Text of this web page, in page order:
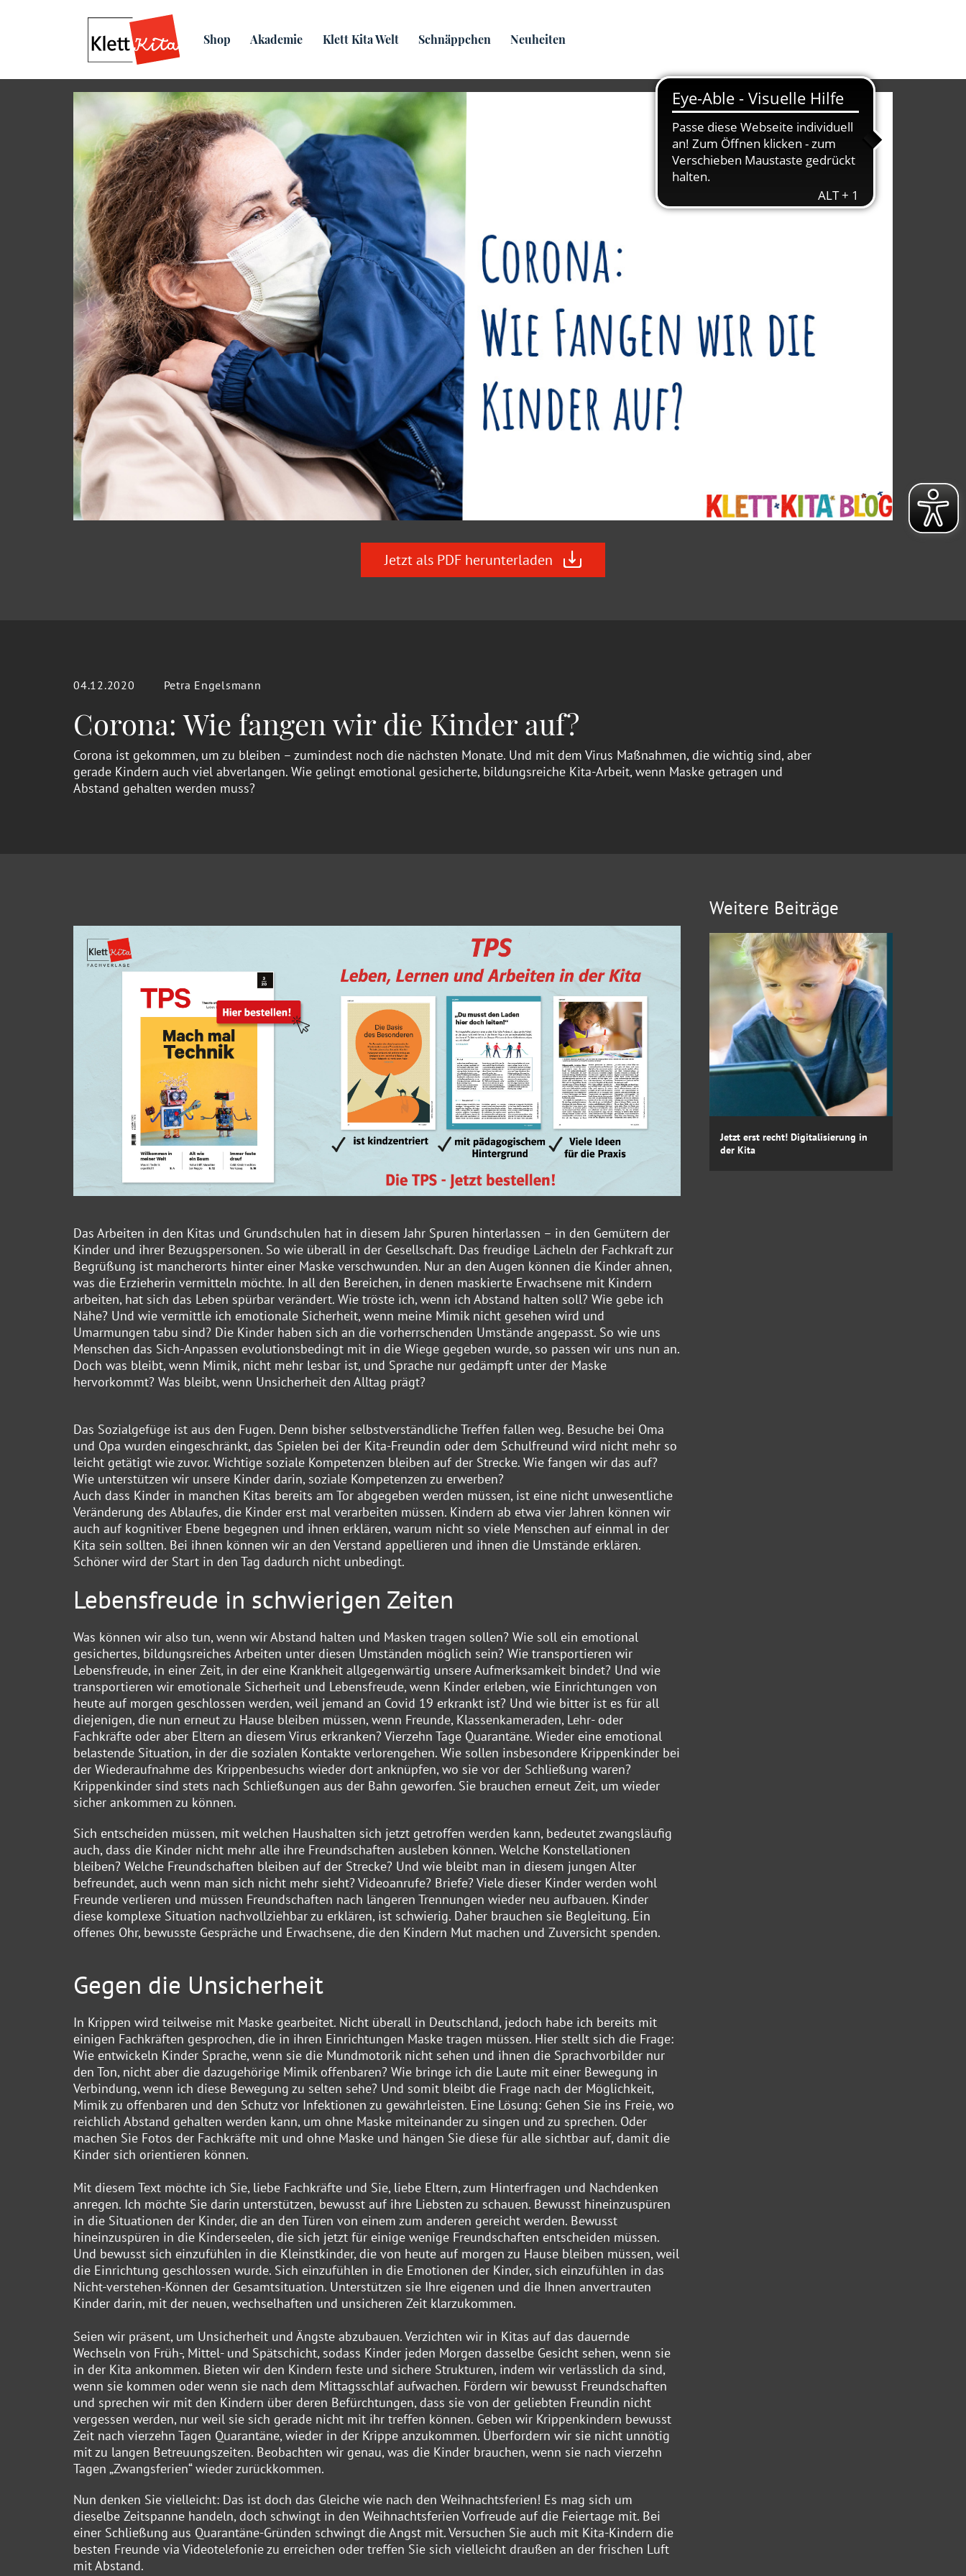
Shop Akademie Klett Kita Welt Schnäppchen Neuheiten
Übersicht
Jetzt als PDF herunterladen
04.12.2020 Petra Engelsmann
Corona: Wie fangen wir die Kinder auf?
Corona ist gekommen, um zu bleiben – zumindest noch die nächsten Monate. Und mit dem Virus Maßnahmen, die wichtig sind, aber
gerade Kindern auch viel abverlangen. Wie gelingt emotional gesicherte, bildungsreiche Kita-Arbeit, wenn Maske getragen und
Abstand gehalten werden muss?
Das Arbeiten in den Kitas und Grundschulen hat in diesem Jahr Spuren hinterlassen – in den Gemütern der
Kinder und ihrer Bezugspersonen. So wie überall in der Gesellschaft. Das freudige Lächeln der Fachkraft zur
Begrüßung ist mancherorts hinter einer Maske verschwunden. Nur an den Augen können die Kinder ahnen,
was die Erzieherin vermitteln möchte. In all den Bereichen, in denen maskierte Erwachsene mit Kindern
arbeiten, hat sich das Leben spürbar verändert. Wie tröste ich, wenn ich Abstand halten soll? Wie gebe ich
Nähe? Und wie vermittle ich emotionale Sicherheit, wenn meine Mimik nicht gesehen wird und
Umarmungen tabu sind? Die Kinder haben sich an die vorherrschenden Umstände angepasst. So wie uns
Menschen das Sich-Anpassen evolutionsbedingt mit in die Wiege gegeben wurde, so passen wir uns nun an.
Doch was bleibt, wenn Mimik, nicht mehr lesbar ist, und Sprache nur gedämpft unter der Maske
hervorkommt? Was bleibt, wenn Unsicherheit den Alltag prägt?
Das Sozialgefüge ist aus den Fugen. Denn bisher selbstverständliche Treffen fallen weg. Besuche bei Oma
und Opa wurden eingeschränkt, das Spielen bei der Kita-Freundin oder dem Schulfreund wird nicht mehr so
leicht getätigt wie zuvor. Wichtige soziale Kompetenzen bleiben auf der Strecke. Wie fangen wir das auf?
Wie unterstützen wir unsere Kinder darin, soziale Kompetenzen zu erwerben?
Auch dass Kinder in manchen Kitas bereits am Tor abgegeben werden müssen, ist eine nicht unwesentliche
Veränderung des Ablaufes, die Kinder erst mal verarbeiten müssen. Kindern ab etwa vier Jahren können wir
auch auf kognitiver Ebene begegnen und ihnen erklären, warum nicht so viele Menschen auf einmal in der
Kita sein sollten. Bei ihnen können wir an den Verstand appellieren und ihnen die Umstände erklären.
Schöner wird der Start in den Tag dadurch nicht unbedingt.
Lebensfreude in schwierigen Zeiten
Was können wir also tun, wenn wir Abstand halten und Masken tragen sollen? Wie soll ein emotional
gesichertes, bildungsreiches Arbeiten unter diesen Umständen möglich sein? Wie transportieren wir
Lebensfreude, in einer Zeit, in der eine Krankheit allgegenwärtig unsere Aufmerksamkeit bindet? Und wie
transportieren wir emotionale Sicherheit und Lebensfreude, wenn Kinder erleben, wie Einrichtungen von
heute auf morgen geschlossen werden, weil jemand an Covid 19 erkrankt ist? Und wie bitter ist es für all
diejenigen, die nun erneut zu Hause bleiben müssen, wenn Freunde, Klassenkameraden, Lehr- oder
Fachkräfte oder aber Eltern an diesem Virus erkranken? Vierzehn Tage Quarantäne. Wieder eine emotional
belastende Situation, in der die sozialen Kontakte verlorengehen. Wie sollen insbesondere Krippenkinder bei
der Wiederaufnahme des Krippenbesuchs wieder dort anknüpfen, wo sie vor der Schließung waren?
Krippenkinder sind stets nach Schließungen aus der Bahn geworfen. Sie brauchen erneut Zeit, um wieder
sicher ankommen zu können.
Sich entscheiden müssen, mit welchen Haushalten sich jetzt getroffen werden kann, bedeutet zwangsläufig
auch, dass die Kinder nicht mehr alle ihre Freundschaften ausleben können. Welche Konstellationen
bleiben? Welche Freundschaften bleiben auf der Strecke? Und wie bleibt man in diesem jungen Alter
befreundet, auch wenn man sich nicht mehr sieht? Videoanrufe? Briefe? Viele dieser Kinder werden wohl
Freunde verlieren und müssen Freundschaften nach längeren Trennungen wieder neu aufbauen. Kinder
diese komplexe Situation nachvollziehbar zu erklären, ist schwierig. Daher brauchen sie Begleitung. Ein
offenes Ohr, bewusste Gespräche und Erwachsene, die den Kindern Mut machen und Zuversicht spenden.
Gegen die Unsicherheit
In Krippen wird teilweise mit Maske gearbeitet. Nicht überall in Deutschland, jedoch habe ich bereits mit
einigen Fachkräften gesprochen, die in ihren Einrichtungen Maske tragen müssen. Hier stellt sich die Frage:
Wie entwickeln Kinder Sprache, wenn sie die Mundmotorik nicht sehen und ihnen die Sprachvorbilder nur
den Ton, nicht aber die dazugehörige Mimik offenbaren? Wie bringe ich die Laute mit einer Bewegung in
Verbindung, wenn ich diese Bewegung zu selten sehe? Und somit bleibt die Frage nach der Möglichkeit,
Mimik zu offenbaren und den Schutz vor Infektionen zu gewährleisten. Eine Lösung: Gehen Sie ins Freie, wo
reichlich Abstand gehalten werden kann, um ohne Maske miteinander zu singen und zu sprechen. Oder
machen Sie Fotos der Fachkräfte mit und ohne Maske und hängen Sie diese für alle sichtbar auf, damit die
Kinder sich orientieren können.
Mit diesem Text möchte ich Sie, liebe Fachkräfte und Sie, liebe Eltern, zum Hinterfragen und Nachdenken
anregen. Ich möchte Sie darin unterstützen, bewusst auf ihre Liebsten zu schauen. Bewusst hineinzuspüren
in die Situationen der Kinder, die an den Türen von einem zum anderen gereicht werden. Bewusst
hineinzuspüren in die Kinderseelen, die sich jetzt für einige wenige Freundschaften entscheiden müssen.
Und bewusst sich einzufühlen in die Kleinstkinder, die von heute auf morgen zu Hause bleiben müssen, weil
die Einrichtung geschlossen wurde. Sich einzufühlen in die Emotionen der Kinder, sich einzufühlen in das
Nicht-verstehen-Können der Gesamtsituation. Unterstützen sie Ihre eigenen und die Ihnen anvertrauten
Kinder darin, mit der neuen, wechselhaften und unsicheren Zeit klarzukommen.
Seien wir präsent, um Unsicherheit und Ängste abzubauen. Verzichten wir in Kitas auf das dauernde
Wechseln von Früh-, Mittel- und Spätschicht, sodass Kinder jeden Morgen dasselbe Gesicht sehen, wenn sie
in der Kita ankommen. Bieten wir den Kindern feste und sichere Strukturen, indem wir verlässlich da sind,
wenn sie kommen oder wenn sie nach dem Mittagsschlaf aufwachen. Fördern wir bewusst Freundschaften
und sprechen wir mit den Kindern über deren Befürchtungen, dass sie von der geliebten Freundin nicht
vergessen werden, nur weil sie sich gerade nicht mit ihr treffen können. Geben wir Krippenkindern bewusst
Zeit nach vierzehn Tagen Quarantäne, wieder in der Krippe anzukommen. Überfordern wir sie nicht unnötig
mit zu langen Betreuungszeiten. Beobachten wir genau, was die Kinder brauchen, wenn sie nach vierzehn
Tagen „Zwangsferien“ wieder zurückkommen.
Nun denken Sie vielleicht: Das ist doch das Gleiche wie nach den Weihnachtsferien! Es mag sich um
dieselbe Zeitspanne handeln, doch schwingt in den Weihnachtsferien Vorfreude auf die Feiertage mit. Bei
einer Schließung aus Quarantäne-Gründen schwingt die Angst mit. Versuchen Sie auch mit Kita-Kindern die
besten Freunde via Videotelefonie zu erreichen oder treffen Sie sich vielleicht draußen an der frischen Luft
mit Abstand.
Weitere Beiträge
Jetzt erst recht! Digitalisierung in
der Kita